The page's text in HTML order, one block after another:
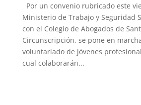
Por un convenio rubricado este
Ministerio de Trabajo y Seguridad
con el Colegio de Abogados de
Circunscripción, se pone en
voluntariado de jóvenes
cual colaborarán...